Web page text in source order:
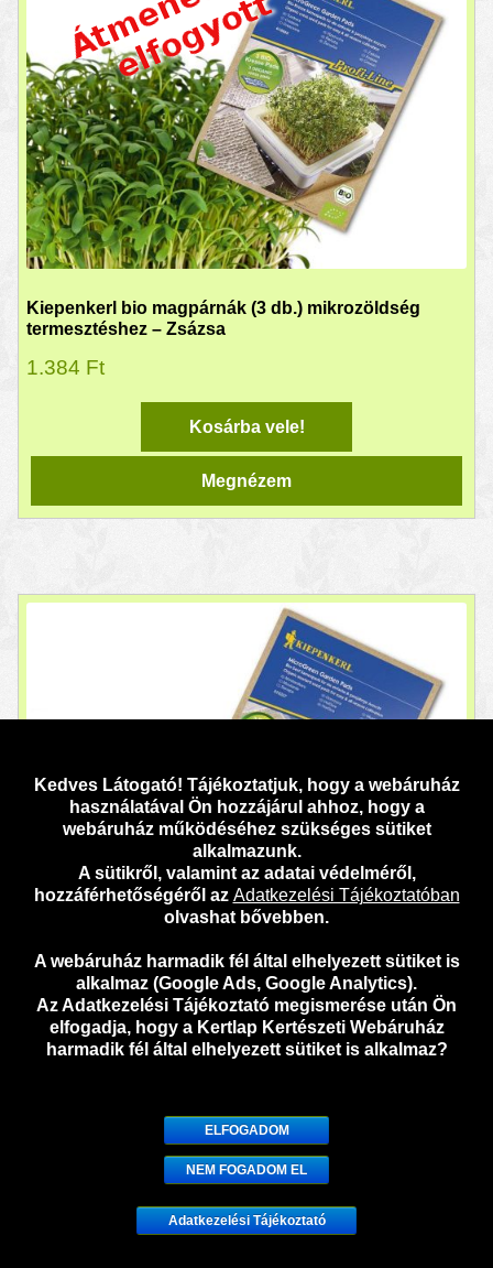
Kiepenkerl bio magpárnák (3 db.) mikrozöldség
termesztéshez – Zsázsa
1.384 Ft
Kosárba vele!
Megnézem
Kiepenkerl bio magpárnák (3 db.) mikrozöldség
termesztéshez – Mustár
1.346Ft
Megnézem
Kedves Látogató! Tájékoztatjuk, hogy a webáruház
használatával Ön hozzájárul ahhoz, hogy a
webáruház működéséhez szükséges sütiket
alkalmazunk.
A sütikről, valamint az adatai védelméről,
hozzáférhetőségéről az Adatkezelési Tájékoztatóban
olvashat bővebben.
A webáruház harmadik fél által elhelyezett sütiket is
alkalmaz (Google Ads, Google Analytics).
Az Adatkezelési Tájékoztató megismerése után Ön
elfogadja, hogy a Kertlap Kertészeti Webáruház
harmadik fél által elhelyezett sütiket is alkalmaz?
ELFOGADOM
NEM FOGADOM EL
Adatkezelési Tájékoztató